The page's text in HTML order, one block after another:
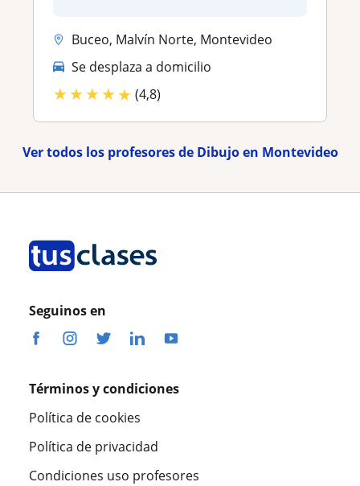
Buceo, Malvín Norte, Montevideo
Se desplaza a domicilio
★★★★★ (4,8)
Ver todos los profesores de Dibujo en Montevideo
Seguinos en
Términos y condiciones
Política de cookies
Política de privacidad
Condiciones uso profesores